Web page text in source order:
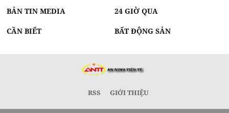
BẢN TIN MEDIA 24 GIỜ QUA
CẦN BIẾT BẤT ĐỘNG SẢN
RSS GIỚI THIỆU